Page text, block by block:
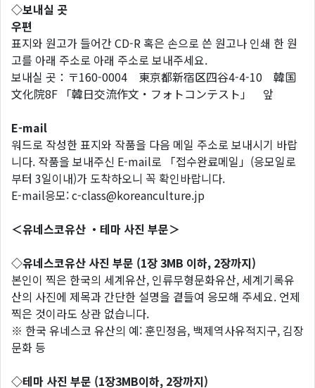
◇보내실 곳
우편
표지와 원고가 들어간 CD-R 혹은 손으로 쓴 원고나 인쇄 한 원
고를 아래 주소로 아래 주소로 보내주세요.
보내실 곳：〒160-0004 東京都新宿区四谷4-4-10 韓国
文化院8F 「韓日交流作文・フォトコンテスト」 앞
E-mail
워드로 작성한 표지와 작품을 다음 메일 주소로 보내시기 바랍
니다. 작품을 보내주신 E-mail로 「접수완료메일」(응모일로
부터 3일이내)가 도착하오니 꼭 확인바랍니다.
E-mail응모: c-class@koreanculture.jp
＜유네스코유산 ・테마 사진 부문＞
◇유네스코유산 사진 부문 (1장 3MB 이하, 2장까지)
본인이 찍은 한국의 세계유산, 인류무형문화유산, 세계기록유
산의 사진에 제목과 간단한 설명을 곁들여 응모해 주세요. 언제
찍은 것이라도 상관 없습니다.
※ 한국 유네스코 유산의 예: 훈민정음, 백제역사유적지구, 김장
문화 등
◇테마 사진 부문 (1장3MB이하, 2장까지)